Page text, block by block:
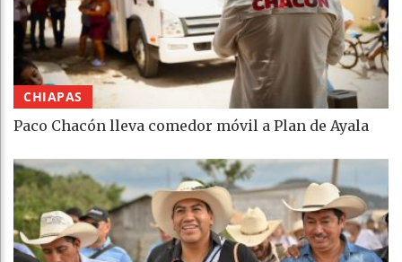
CHIAPAS
Paco Chacón lleva comedor móvil a Plan de Ayala